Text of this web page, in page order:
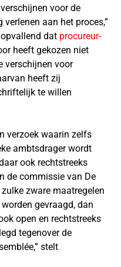
voor de
aan het proces,”
dat procureur-
heeft gekozen niet
verschijnen voor
heeft zij
te willen
verzoek waarin zelfs
ambtsdrager wordt
ook rechtstreeks
de commissie van De
zware maatregelen
gevraagd, dan
open en rechtstreeks
tegenover de
stelt